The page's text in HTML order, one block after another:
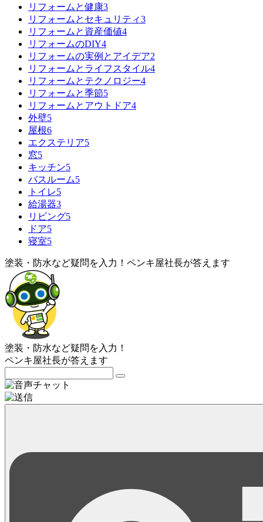
リフォームと健康3
リフォームとセキュリティ3
リフォームと資産価値4
リフォームのDIY4
リフォームの実例とアイデア2
リフォームとライフスタイル4
リフォームとテクノロジー4
リフォームと季節5
リフォームとアウトドア4
外壁5
屋根6
エクステリア5
窓5
キッチン5
バスルーム5
トイレ5
給湯器3
リビング5
ドア5
寝室5
塗装・防水など疑問を入力！ ペンキ屋社長が答えます
塗装・防水など疑問を入力！
ペンキ屋社長が答えます